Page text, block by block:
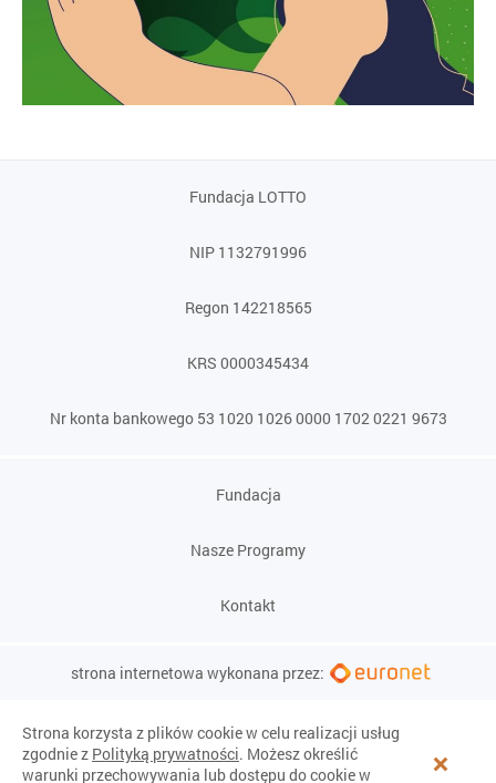
Fundacja LOTTO
NIP 1132791996
Regon 142218565
KRS 0000345434
Nr konta bankowego 53 1020 1026 0000 1702 0221 9673
Fundacja
Nasze Programy
Kontakt
strona internetowa wykonana przez:
Strona korzysta z plików cookie w celu realizacji usług
zgodnie z Polityką prywatności. Możesz określić
warunki przechowywania lub dostępu do cookie w